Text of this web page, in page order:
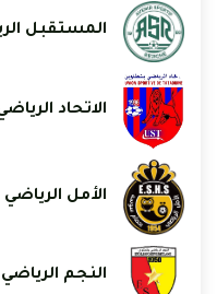
المستقبل
الاتحاد
الأمل
النجم